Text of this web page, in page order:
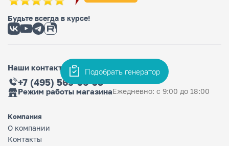
Будьте всегда в курсе!
Наши контакты
+7 (495) 565-36-33
Режим работы магазинаЕжедневно: с 9:00 до 18:00
Компания
О компании
Контакты
Подобрать генератор